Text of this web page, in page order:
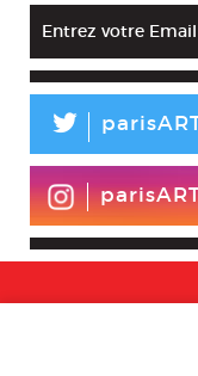
L